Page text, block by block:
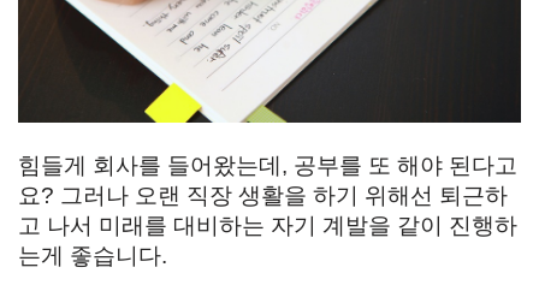
힘들게 회사를 들어왔는데, 공부를 또 해야 된다고
요? 그러나 오랜 직장 생활을 하기 위해선 퇴근하
고 나서 미래를 대비하는 자기 계발을 같이 진행하
는게 좋습니다.